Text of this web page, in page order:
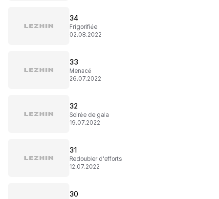
34
Frigorifiée
02.08.2022
33
Menacé
26.07.2022
32
Soirée de gala
19.07.2022
31
Redoubler d'efforts
12.07.2022
30